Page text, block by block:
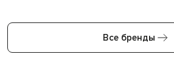
Все бренды